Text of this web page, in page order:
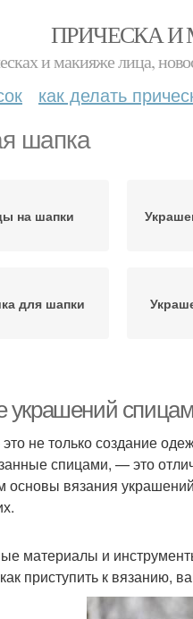
ПРИЧЕСКА
и макияже лица,
как делать
шапка
на шапки
для шапки
шапка
шапка Шапка
украшений
не только создание
спицами, — это
основы вязания
материалы и
приступить к вязанию,